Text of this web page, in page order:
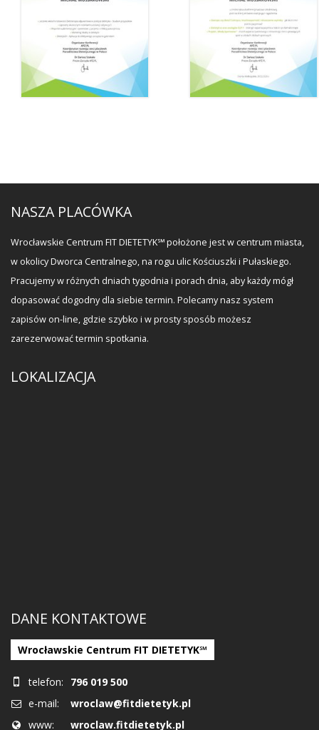
NASZA PLACÓWKA
Wrocławskie Centrum FIT DIETETYK℠ położone jest w centrum miasta,
w okolicy Dworca Centralnego, na rogu ulic Kościuszki i Pułaskiego.
Pracujemy w różnych dniach tygodnia i porach dnia, aby każdy mógł
dopasować dogodny dla siebie termin. Polecamy nasz system
zapisów on-line, gdzie szybko i w prosty sposób możesz
zarezerwować termin spotkania.
LOKALIZACJA
DANE KONTAKTOWE
Wrocławskie Centrum FIT DIETETYK℠
telefon:
796 019 500
e-mail:
wroclaw@fitdietetyk.pl
www:
wroclaw.fitdietetyk.pl